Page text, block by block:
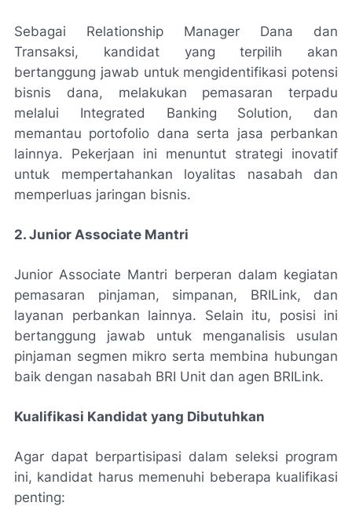
Sebagai Relationship Manager Dana dan
Transaksi, kandidat yang terpilih akan
bertanggung jawab untuk mengidentifikasi potensi
bisnis dana, melakukan pemasaran terpadu
melalui Integrated Banking Solution, dan
memantau portofolio dana serta jasa perbankan
lainnya. Pekerjaan ini menuntut strategi inovatif
untuk mempertahankan loyalitas nasabah dan
memperluas jaringan bisnis.
2. Junior Associate Mantri
Junior Associate Mantri berperan dalam kegiatan
pemasaran pinjaman, simpanan, BRILink, dan
layanan perbankan lainnya. Selain itu, posisi ini
bertanggung jawab untuk menganalisis usulan
pinjaman segmen mikro serta membina hubungan
baik dengan nasabah BRI Unit dan agen BRILink.
Kualifikasi Kandidat yang Dibutuhkan
Agar dapat berpartisipasi dalam seleksi program
ini, kandidat harus memenuhi beberapa kualifikasi
penting: